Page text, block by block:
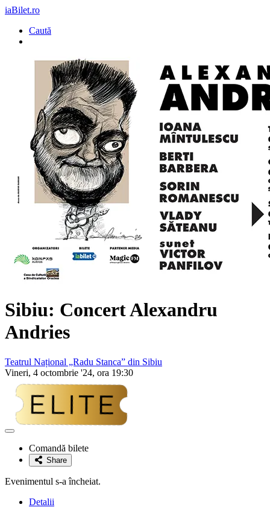
iaBilet.ro
Caută
Sibiu: Concert Alexandru
Andries
Teatrul Național „Radu Stanca” din Sibiu
Vineri, 4 octombrie '24, ora 19:30
Adaugă
favoriteComandă bilete
Share
Evenimentul s-a încheiat.
Detalii